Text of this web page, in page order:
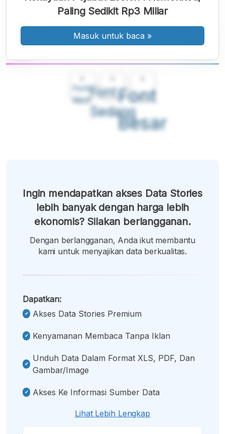
Font
Kecil
Font
Sedang
Font
Besar
Paling Sedikit Rp3 Miliar
Masuk untuk baca »
Ingin mendapatkan akses Data Stories
lebih banyak dengan harga lebih
ekonomis? Silakan berlangganan.
Dengan berlangganan, Anda ikut membantu
kami untuk menyajikan data berkualitas.
Dapatkan:
Akses Data Stories Premium
Kenyamanan Membaca Tanpa Iklan
Unduh Data Dalam Format XLS, PDF, Dan
Gambar/image
Akses Ke Informasi Sumber Data
Lihat Lebih Lengkap